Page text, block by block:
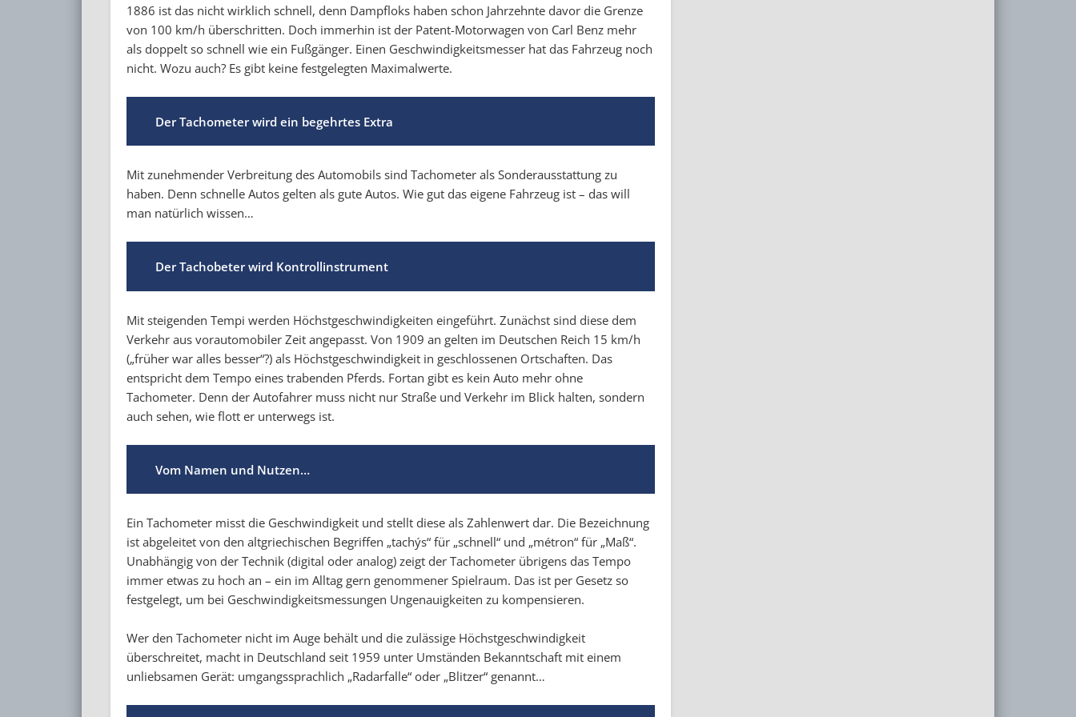
1886 ist das nicht wirklich schnell, denn Dampfloks haben schon Jahrzehnte davor die Grenze
von 100 km/h überschritten. Doch immerhin ist der Patent-Motorwagen von Carl Benz mehr
als doppelt so schnell wie ein Fußgänger. Einen Geschwindigkeitsmesser hat das Fahrzeug noch
nicht. Wozu auch? Es gibt keine festgelegten Maximalwerte.
Der Tachometer wird ein begehrtes Extra
Mit zunehmender Verbreitung des Automobils sind Tachometer als Sonderausstattung zu
haben. Denn schnelle Autos gelten als gute Autos. Wie gut das eigene Fahrzeug ist – das will
man natürlich wissen…
Der Tachobeter wird Kontrollinstrument
Mit steigenden Tempi werden Höchstgeschwindigkeiten eingeführt. Zunächst sind diese dem
Verkehr aus vorautomobiler Zeit angepasst. Von 1909 an gelten im Deutschen Reich 15 km/h
(„früher war alles besser“?) als Höchstgeschwindigkeit in geschlossenen Ortschaften. Das
entspricht dem Tempo eines trabenden Pferds. Fortan gibt es kein Auto mehr ohne
Tachometer. Denn der Autofahrer muss nicht nur Straße und Verkehr im Blick halten, sondern
auch sehen, wie flott er unterwegs ist.
Vom Namen und Nutzen…
Ein Tachometer misst die Geschwindigkeit und stellt diese als Zahlenwert dar. Die Bezeichnung
ist abgeleitet von den altgriechischen Begriffen „tachýs“ für „schnell“ und „métron“ für „Maß“.
Unabhängig von der Technik (digital oder analog) zeigt der Tachometer übrigens das Tempo
immer etwas zu hoch an – ein im Alltag gern genommener Spielraum. Das ist per Gesetz so
festgelegt, um bei Geschwindigkeitsmessungen Ungenauigkeiten zu kompensieren.
Wer den Tachometer nicht im Auge behält und die zulässige Höchstgeschwindigkeit
überschreitet, macht in Deutschland seit 1959 unter Umständen Bekanntschaft mit einem
unliebsamen Gerät: umgangssprachlich „Radarfalle“ oder „Blitzer“ genannt…